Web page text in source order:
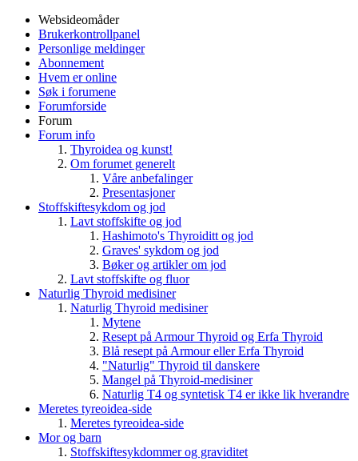
Websideomåder
Brukerkontrollpanel
Personlige meldinger
Abonnement
Hvem er online
Søk i forumene
Forumforside
Forum
Forum info
Thyroidea og kunst!
Om forumet generelt
Våre anbefalinger
Presentasjoner
Stoffskiftesykdom og jod
Lavt stoffskifte og jod
Hashimoto's Thyroiditt og jod
Graves' sykdom og jod
Bøker og artikler om jod
Lavt stoffskifte og fluor
Naturlig Thyroid medisiner
Naturlig Thyroid medisiner
Mytene
Resept på Armour Thyroid og Erfa Thyroid
Blå resept på Armour eller Erfa Thyroid
"Naturlig" Thyroid til danskere
Mangel på Thyroid-medisiner
Naturlig T4 og syntetisk T4 er ikke lik hverandre
Meretes tyreoidea-side
Meretes tyreoidea-side
Mor og barn
Stoffskiftesykdommer og graviditet